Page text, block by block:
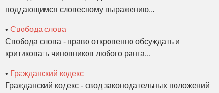
поддающимся словесному выражению...
•Свобода слова
Свобода слова - право откровенно обсуждать и
критиковать чиновников любого ранга...
• Гражданский кодекс
Гражданский кодекс - свод законодательных положений